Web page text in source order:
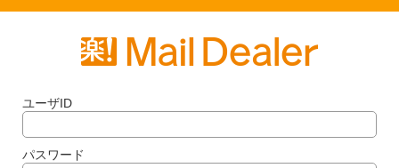
ユーザID
パスワード